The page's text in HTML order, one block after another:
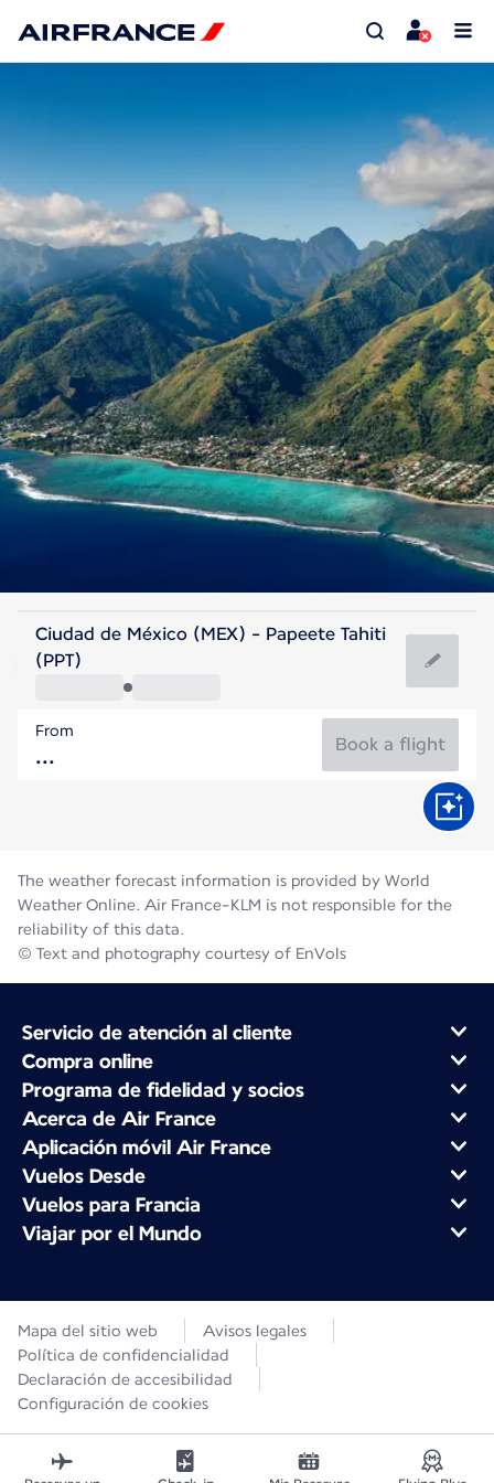
French Polynesia
Tahiti
Flight time
Ciudad de México (MEX) - Papeete Tahiti
(PPT)
From
Book a flight
The weather forecast information is provided by World
Weather Online. Air France-KLM is not responsible for the
reliability of this data.
© Text and photography courtesy of EnVols
Servicio de atención al cliente
Compra online
Programa de fidelidad y socios
Acerca de Air France
Aplicación móvil Air France
Vuelos Desde
Vuelos para Francia
Viajar por el Mundo
Mapa del sitio web
Avisos legales
Política de confidencialidad
Declaración de accesibilidad
Configuración de cookies